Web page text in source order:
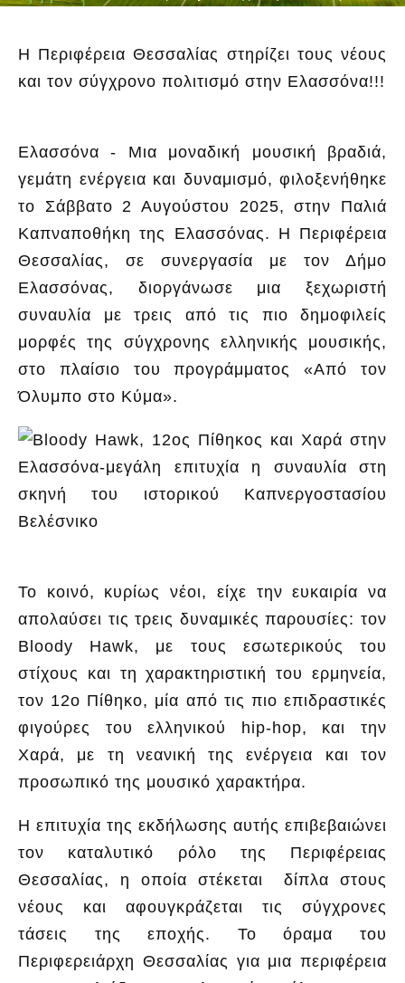
Η Περιφέρεια Θεσσαλίας στηρίζει τους νέους
και τον σύγχρονο πολιτισμό στην Ελασσόνα!!!
Ελασσόνα - Μια μοναδική μουσική βραδιά,
γεμάτη ενέργεια και δυναμισμό, φιλοξενήθηκε
το Σάββατο 2 Αυγούστου 2025, στην Παλιά
Καπναποθήκη της Ελασσόνας. Η Περιφέρεια
Θεσσαλίας, σε συνεργασία με τον Δήμο
Ελασσόνας, διοργάνωσε μια ξεχωριστή
συναυλία με τρεις από τις πιο δημοφιλείς
μορφές της σύγχρονης ελληνικής μουσικής,
στο πλαίσιο του προγράμματος «Από τον
Όλυμπο στο Κύμα».
Το κοινό, κυρίως νέοι, είχε την ευκαιρία να
απολαύσει τις τρεις δυναμικές παρουσίες: τον
Bloody Hawk, με τους εσωτερικούς του
στίχους και τη χαρακτηριστική του ερμηνεία,
τον 12ο Πίθηκο, μία από τις πιο επιδραστικές
φιγούρες του ελληνικού hip-hop, και την
Χαρά, με τη νεανική της ενέργεια και τον
προσωπικό της μουσικό χαρακτήρα.
Η επιτυχία της εκδήλωσης αυτής επιβεβαιώνει
τον καταλυτικό ρόλο της Περιφέρειας
Θεσσαλίας, η οποία στέκεται δίπλα στους
νέους και αφουγκράζεται τις σύγχρονες
τάσεις της εποχής. Το όραμα του
Περιφερειάρχη Θεσσαλίας για μια περιφέρεια